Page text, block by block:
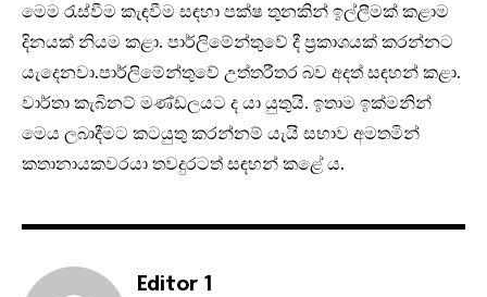
මෙම රැස්වීම කැඳවීම සඳහා පක්ෂ තුනකින් ඉල්ලීමක් කළාම
දිනයක් නියම කළා. පාර්ලිමේන්තුවේ දී ප්‍රකාශයක් කරන්නට
යැදෙනවා.පාර්ලිමේන්තුවේ උත්තරීතර බව අදත් සඳහන් කළා.
වාර්තා කැබිනට් මණ්ඩලයට ද යා යුතුයි. ඉතාම ඉක්මනින්
මෙය ලබාදීමට කටයුතු කරන්නම් යැයි සභාව අමතමින්
කතානායකවරයා තවදුරටත් සඳහන් කළේ ය.
Editor 1